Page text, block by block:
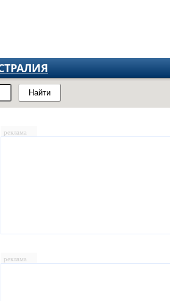
Найти
реклама
реклама